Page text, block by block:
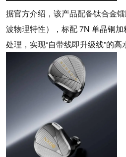
据官方介绍，该产品配备钛合金
波物理特性），标配 7N 单晶铜
处理，实现“自带线即升级线”的高